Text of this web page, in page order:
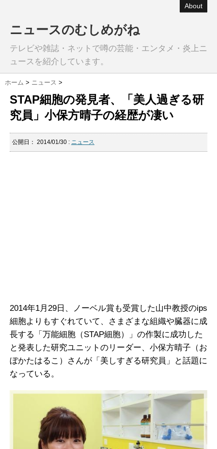
About
ニュースのむしめがね
テレビや雑誌・ネットで噂の芸能・エンタメ・炎上ニ
ュースを紹介しています。
ホーム > ニュース >
STAP細胞の発見者、「美人過ぎる研
究員」小保方晴子の経歴が凄い
公開日： 2014/01/30 : ニュース
2014年1月29日、ノーベル賞も受賞した山中教授のips
細胞よりもすぐれていて、さまざまな組織や臓器に成
長する「万能細胞（STAP細胞）」の作製に成功した
と発表した研究ユニットのリーダー、小保方晴子（お
ぼかたはるこ）さんが「美しすぎる研究員」と話題に
なっている。